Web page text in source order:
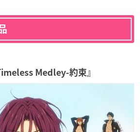
Medley-約束』